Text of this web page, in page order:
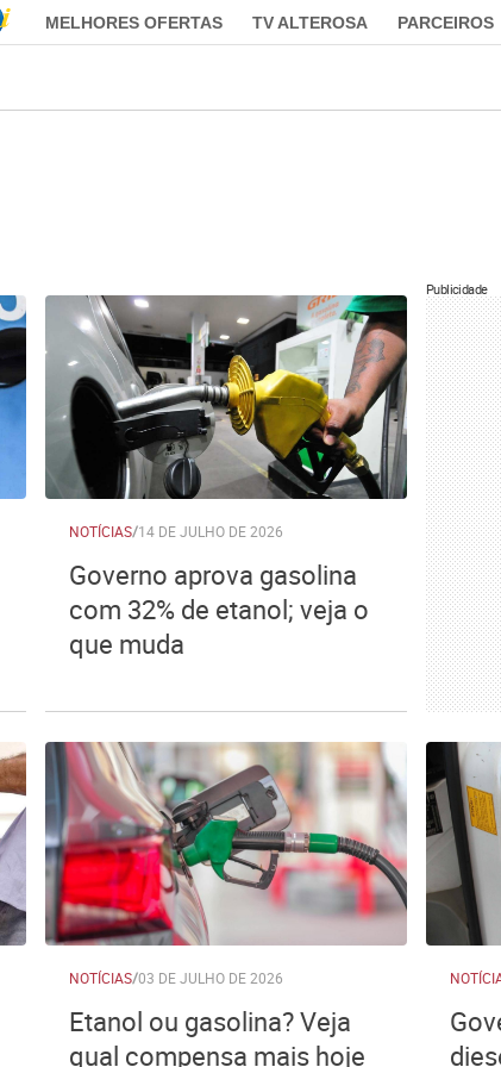
MELHORES OFERTAS TV ALTEROSA PARCEIROS
NOTÍCIAS/14 DE JULHO DE 2026
Governo aprova gasolina
com 32% de etanol; veja o
que muda
Publicidade
NOTÍCIAS/03 DE JULHO DE 2026
Etanol ou gasolina? Veja
qual compensa mais hoje